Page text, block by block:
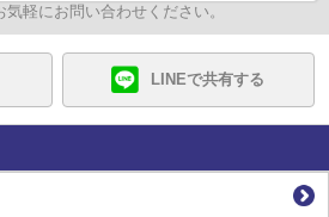
軽にお問い合わせください。
LINEで共有する